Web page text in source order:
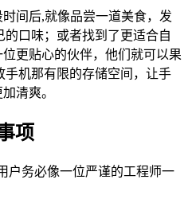
间后,就像品尝一道美食，发
口味；或者找到了更适合自
更贴心的伙伴，他们就可以果
手机那有限的存储空间，让手
清爽。
项
户务必像一位严谨的工程师一